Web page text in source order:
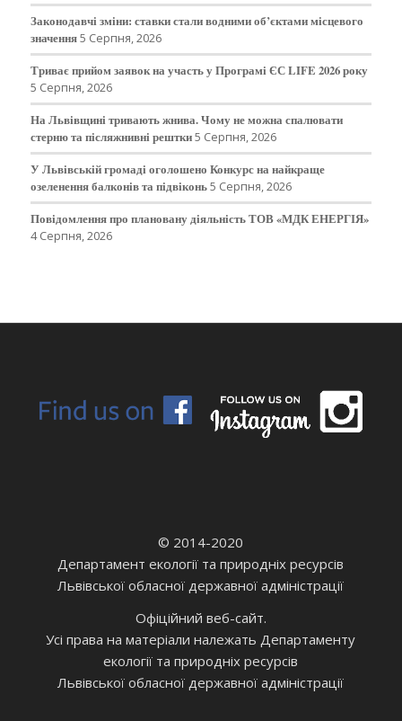
Законодавчі зміни: ставки стали водними об’єктами місцевого
значення5 Серпня, 2026
Триває прийом заявок на участь у Програмі ЄС LIFE 2026 року
5 Серпня, 2026
На Львівщині тривають жнива. Чому не можна спалювати
стерню та післяжнивні рештки5 Серпня, 2026
У Львівській громаді оголошено Конкурс на найкраще
озеленення балконів та підвіконь5 Серпня, 2026
Повідомлення про плановану діяльність ТОВ «МДК ЕНЕРГІЯ»
4 Серпня, 2026
© 2014-2020
Департамент екології та природніх ресурсів
Львівської обласної державної адміністрації
Офіційний веб-сайт.
Усі права на матеріали належать Департаменту
екології та природніх ресурсів
Львівської обласної державної адміністрації